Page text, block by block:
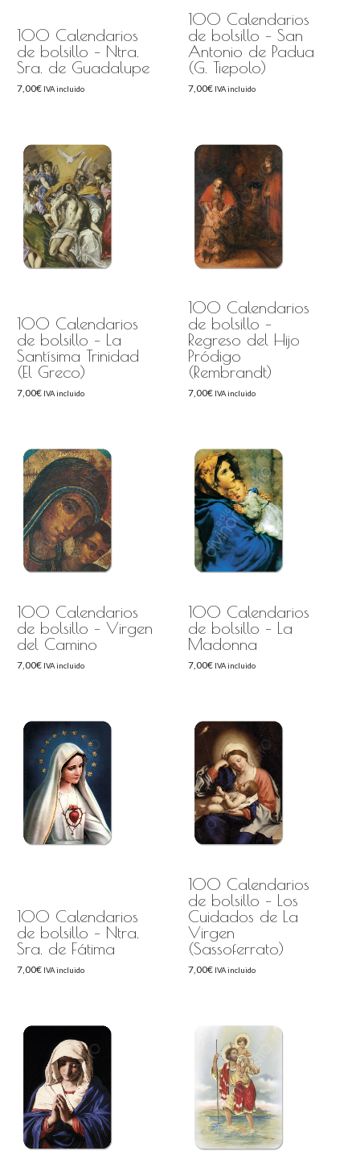
100 Calendarios
de bolsillo – Ntra.
Sra. de Guadalupe
7,00€ IVA incluido
100 Calendarios
de bolsillo – San
Antonio de Padua
(G. Tiepolo)
7,00€ IVA incluido
100 Calendarios
de bolsillo – La
Santísima Trinidad
(El Greco)
7,00€ IVA incluido
100 Calendarios
de bolsillo –
Regreso del Hijo
Pródigo
(Rembrandt)
7,00€ IVA incluido
100 Calendarios
de bolsillo – Virgen
del Camino
7,00€ IVA incluido
100 Calendarios
de bolsillo – La
Madonna
7,00€ IVA incluido
100 Calendarios
de bolsillo – Ntra.
Sra. de Fátima
7,00€ IVA incluido
100 Calendarios
de bolsillo – Los
Cuidados de La
Virgen
(Sassoferrato)
7,00€ IVA incluido